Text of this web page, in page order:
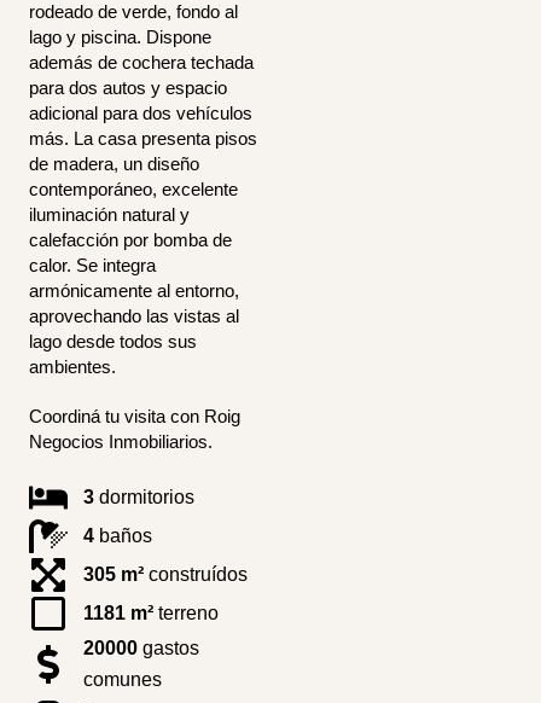
rodeado de verde, fondo al
lago y piscina. Dispone
además de cochera techada
para dos autos y espacio
adicional para dos vehículos
más. La casa presenta pisos
de madera, un diseño
contemporáneo, excelente
iluminación natural y
calefacción por bomba de
calor. Se integra
armónicamente al entorno,
aprovechando las vistas al
lago desde todos sus
ambientes.
Coordiná tu visita con Roig
Negocios Inmobiliarios.
3 dormitorios
4 baños
305 m² construídos
1181 m² terreno
20000 gastos
comunes